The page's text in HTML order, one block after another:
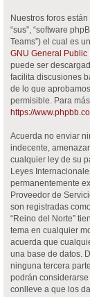
Nuestros foros
“sus”, “software
Teams”) el cual es
GNU General
puede ser
facilita discusiones
de lo que
permisible. Para
https://
Acuerda no enviar
indecente,
cualquier ley de su
Leyes
permanentemente
Proveedor de
son registradas
“Reino del Norte”
tema en cualquier
acuerda que
una base de datos.
ninguna tercera
podrán
conlleve a que los